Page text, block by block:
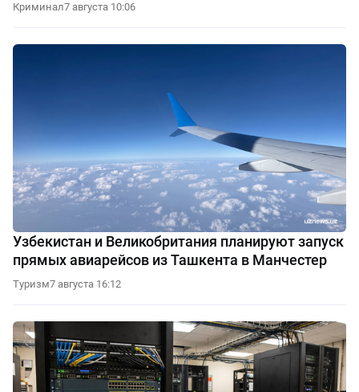
Криминал7 августа 10:06
Узбекистан и Великобритания планируют запуск
прямых авиарейсов из Ташкента в Манчестер
Туризм7 августа 16:12